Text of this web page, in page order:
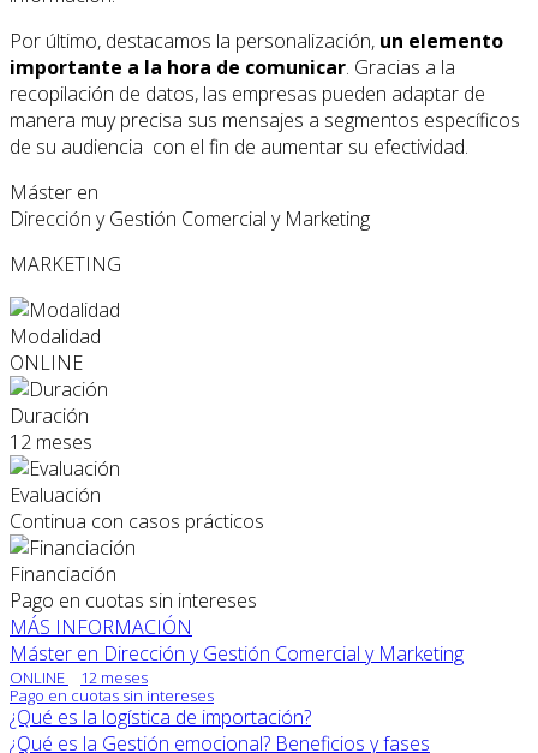
Por último, destacamos la personalización, un elemento
importante a la hora de comunicar. Gracias a la
recopilación de datos, las empresas pueden adaptar de
manera muy precisa sus mensajes a segmentos específicos
de su audiencia con el fin de aumentar su efectividad.
Máster en
Dirección y Gestión Comercial y Marketing
MARKETING
Modalidad
ONLINE
Duración
12 meses
Evaluación
Continua con casos prácticos
Financiación
Pago en cuotas sin intereses
MÁS INFORMACIÓN
Máster en Dirección y Gestión Comercial y Marketing
ONLINE
12 meses
Pago en cuotas sin intereses
¿Qué es la logística de importación?
¿Qué es la Gestión emocional? Beneficios y fases